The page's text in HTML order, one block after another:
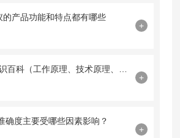
的产品功能和特点都有哪些
+
+
确度主要受哪些因素影响？
+